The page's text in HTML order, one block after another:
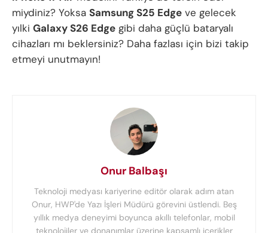
miydiniz? Yoksa Samsung S25 Edge ve gelecek
yılki Galaxy S26 Edge gibi daha güçlü bataryalı
cihazları mı beklersiniz? Daha fazlası için bizi takip
etmeyi unutmayın!
Onur Balbaşı
Teknoloji medyası kariyerine editör olarak adım atan
Onur, HWP'de Yazı İşleri Müdürü görevini üstlendi. Beş
yıllık medya deneyimi boyunca akıllı telefonlar, mobil
teknolojiler ve donanımlar üzerine kapsamlı içerikler